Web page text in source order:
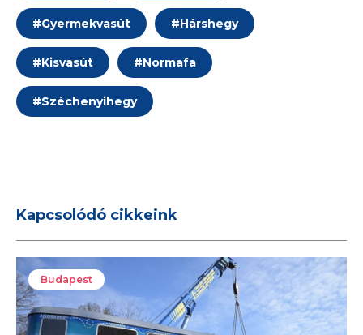
#Gyermekvasút #Hárshegy
#Kisvasút #Normafa
#Széchenyihegy
Kapcsolódó cikkeink
Budapest